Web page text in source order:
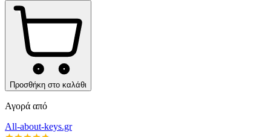
Προσθήκη στο καλάθι
Αγορά από
All-about-keys.gr